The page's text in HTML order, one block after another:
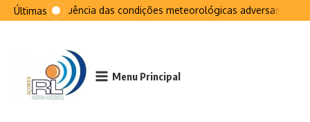
Ir para o conteúdo
ÚltimasNa sequência das condições meteorológicas adversas que
Menu Principal